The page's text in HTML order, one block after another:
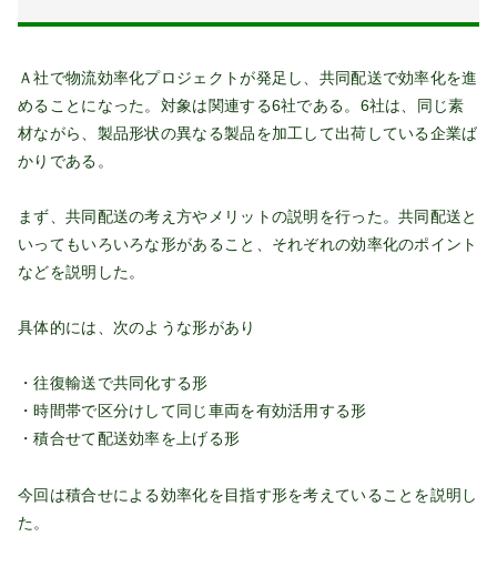
Ａ社で物流効率化プロジェクトが発足し、共同配送で効率化を進
めることになった。対象は関連する6社である。6社は、同じ素
材ながら、製品形状の異なる製品を加工して出荷している企業ば
かりである。
まず、共同配送の考え方やメリットの説明を行った。共同配送と
いってもいろいろな形があること、それぞれの効率化のポイント
などを説明した。
具体的には、次のような形があり
・往復輸送で共同化する形
・時間帯で区分けして同じ車両を有効活用する形
・積合せて配送効率を上げる形
今回は積合せによる効率化を目指す形を考えていることを説明し
た。